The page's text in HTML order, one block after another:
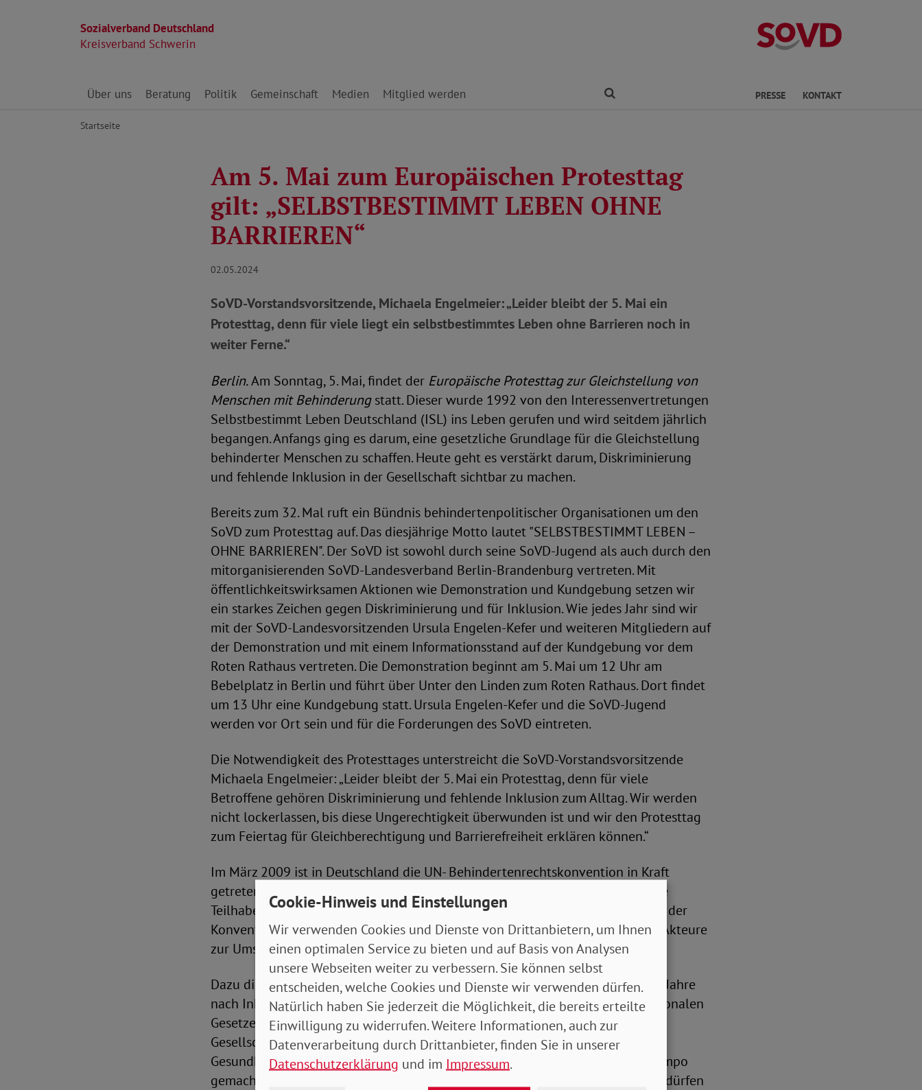
Sozialverband Deutschland
Kreisverband Schwerin
Kreisverband
Direkt zu den Inhalten springen
Über uns Beratung Politik Gemeinschaft Medien Mitglied werden PRESSE KONTAKT
Startseite
Am 5. Mai zum Europäischen Protesttag
gilt: „SELBSTBESTIMMT LEBEN OHNE
BARRIEREN“
02.05.2024
SoVD-Vorstandsvorsitzende, Michaela Engelmeier: „Leider bleibt der 5. Mai ein
Protesttag, denn für viele liegt ein selbstbestimmtes Leben ohne Barrieren noch in
weiter Ferne.“
Berlin.Am Sonntag, 5. Mai, findet der Europäische Protesttag zur Gleichstellung von
Menschen mit Behinderungstatt. Dieser wurde 1992 von den Interessenvertretungen
Selbstbestimmt Leben Deutschland (ISL) ins Leben gerufen und wird seitdem jährlich
begangen. Anfangs ging es darum, eine gesetzliche Grundlage für die Gleichstellung
behinderter Menschen zu schaffen. Heute geht es verstärkt darum, Diskriminierung
und fehlende Inklusion in der Gesellschaft sichtbar zu machen.
Bereits zum 32. Mal ruft ein Bündnis behindertenpolitischer Organisationen um den
SoVD zum Protesttag auf. Das diesjährige Motto lautet "SELBSTBESTIMMT LEBEN –
OHNE BARRIEREN". Der SoVD ist sowohl durch seine SoVD-Jugend als auch durch den
mitorganisierenden SoVD-Landesverband Berlin-Brandenburg vertreten. Mit
öffentlichkeitswirksamen Aktionen wie Demonstration und Kundgebung setzen wir
ein starkes Zeichen gegen Diskriminierung und für Inklusion. Wie jedes Jahr sind wir
mit der SoVD-Landesvorsitzenden Ursula Engelen-Kefer und weiteren Mitgliedern auf
der Demonstration und mit einem Informationsstand auf der Kundgebung vor dem
Roten Rathaus vertreten. Die Demonstration beginnt am 5. Mai um 12 Uhr am
Bebelplatz in Berlin und führt über Unter den Linden zum Roten Rathaus. Dort findet
um 13 Uhr eine Kundgebung statt. Ursula Engelen-Kefer und die SoVD-Jugend
werden vor Ort sein und für die Forderungen des SoVD eintreten.
Die Notwendigkeit des Protesttages unterstreicht die SoVD-Vorstandsvorsitzende
Michaela Engelmeier: „Leider bleibt der 5. Mai ein Protesttag, denn für viele
Betroffene gehören Diskriminierung und fehlende Inklusion zum Alltag. Wir werden
nicht lockerlassen, bis diese Ungerechtigkeit überwunden ist und wir den Protesttag
zum Feiertag für Gleichberechtigung und Barrierefreiheit erklären können.“
Im März 2009 ist in Deutschland die UN- Behindertenrechtskonvention in Kraft
getreten. Ziel ist es, allen Menschen mit Behinderungen eine gleichberechtigte
Teilhabe am gesellschaftlichen Leben zu ermöglichen. Mit der Unterzeichnung der
Konvention sind alle politischen Ebenen in Deutschland und die dort tätigen Akteure
zur Umsetzung verpflichtet.
Dazu die SoVD-Vorstandsvorsitzende: „Leider sind wir in Deutschland auch 15 Jahre
nach Inkrafttreten der UN-Behindertenrechtskonvention und zahlreichen nationalen
Gesetzesinitiativen noch meilenweit von einer inklusiven und barrierefreien
Gesellschaft entfernt. Nachholbedarf besteht insbesondere in den Bereichen
Gesundheit, Wohnen, Bildung, Arbeit und Mobilität. Hier muss endlich mehr Tempo
gemacht werden, um den Rückstand Deutschlands zu überwinden. Dieses Ziel dürfen
Cookie-Hinweis und Einstellungen
Wir verwenden Cookies und Dienste von Drittanbietern, um Ihnen
einen optimalen Service zu bieten und auf Basis von Analysen
unsere Webseiten weiter zu verbessern. Sie können selbst
entscheiden, welche Cookies und Dienste wir verwenden dürfen.
Natürlich haben Sie jederzeit die Möglichkeit, die bereits erteilte
Einwilligung zu widerrufen. Weitere Informationen, auch zur
Datenverarbeitung durch Drittanbieter, finden Sie in unserer
Datenschutzerklärung und im Impressum.